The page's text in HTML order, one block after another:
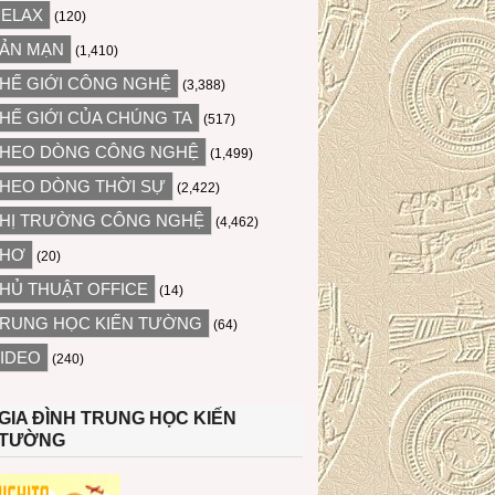
(120)
MẠN (1,410)
GIỚI CÔNG NGHỆ (3,388)
GIỚI CỦA CHÚNG TA (517)
DÒNG CÔNG NGHỆ (1,499)
DÒNG THỜI SỰ (2,422)
TRƯỜNG CÔNG NGHỆ (4,462)
(20)
THUẬT OFFICE (14)
HỌC KIẾN TƯỜNG (64)
(240)
ĐÌNH TRUNG HỌC KIẾN